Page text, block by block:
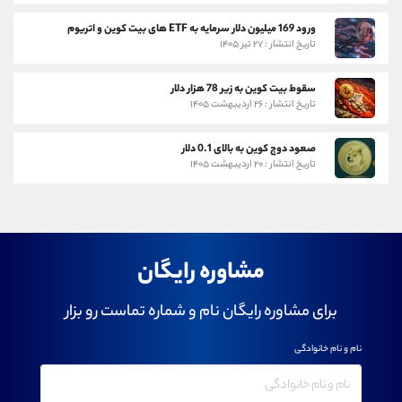
ورود 169 میلیون دلار سرمایه به ETF های بیت کوین و اتریوم
تاریخ انتشار : ۲۷ تیر ۱۴۰۵
سقوط بیت کوین به زیر 78 هزار دلار
تاریخ انتشار : ۲۶ اردیبهشت ۱۴۰۵
صعود دوج کوین به بالای 0.1 دلار
تاریخ انتشار : ۲۰ اردیبهشت ۱۴۰۵
مشاوره رایگان
برای مشاوره رایگان نام و شماره تماست رو بزار
نام و نام خانوادگی